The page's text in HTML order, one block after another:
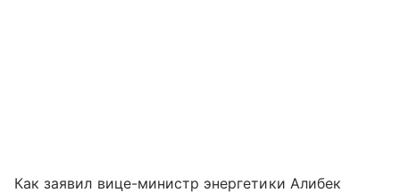
Как заявил вице-министр энергетики Алибек